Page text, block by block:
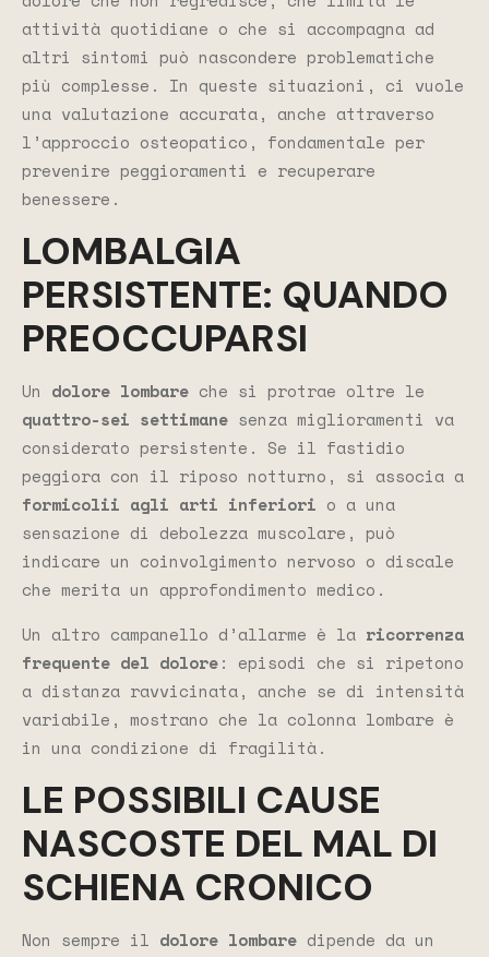
attività quotidiane o che si accompagna ad
altri sintomi può nascondere problematiche
più complesse. In queste situazioni, ci vuole
una valutazione accurata, anche attraverso
l’approccio osteopatico, fondamentale per
prevenire peggioramenti e recuperare
benessere.
LOMBALGIA
PERSISTENTE: QUANDO
PREOCCUPARSI
Un dolore lombare che si protrae oltre le
quattro-sei settimane senza miglioramenti va
considerato persistente. Se il fastidio
peggiora con il riposo notturno, si associa a
formicolii agli arti inferiori o a una
sensazione di debolezza muscolare, può
indicare un coinvolgimento nervoso o discale
che merita un approfondimento medico.
Un altro campanello d’allarme è la ricorrenza
frequente del dolore: episodi che si ripetono
a distanza ravvicinata, anche se di intensità
variabile, mostrano che la colonna lombare è
in una condizione di fragilità.
LE POSSIBILI CAUSE
NASCOSTE DEL MAL DI
SCHIENA CRONICO
Non sempre il dolore lombare dipende da un